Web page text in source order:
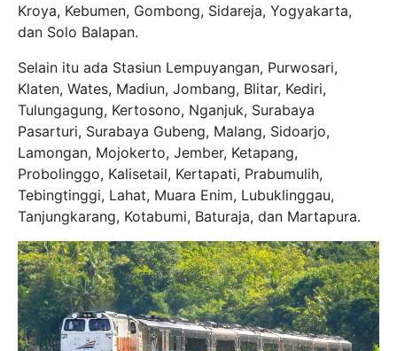
Kroya, Kebumen, Gombong, Sidareja, Yogyakarta,
dan Solo Balapan.
Selain itu ada Stasiun Lempuyangan, Purwosari,
Klaten, Wates, Madiun, Jombang, Blitar, Kediri,
Tulungagung, Kertosono, Nganjuk, Surabaya
Pasarturi, Surabaya Gubeng, Malang, Sidoarjo,
Lamongan, Mojokerto, Jember, Ketapang,
Probolinggo, Kalisetail, Kertapati, Prabumulih,
Tebingtinggi, Lahat, Muara Enim, Lubuklinggau,
Tanjungkarang, Kotabumi, Baturaja, dan Martapura.